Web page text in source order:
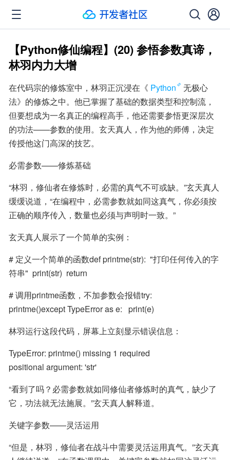
【Python修仙编程】(20) 参悟参数真谛，
林羽内力大增
在代码宗的修炼室中，林羽正沉浸在《 Python
无极心
法》的修炼之中。他已掌握了基础的数据类型和控制流，
但要想成为一名真正的编程高手，他还需要参悟更深层次
的功法——参数的使用。玄天真人，作为他的师傅，决定
传授他这门高深的技艺。
必需参数——修炼基础
“林羽，修仙者在修炼时，必需的真气不可或缺。”玄天真人
缓缓说道，“在编程中，必需参数就如同这真气，你必须按
正确的顺序传入，数量也必须与声明时一致。”
玄天真人展示了一个简单的实例：
# 定义一个简单的函数def printme(str):  "打印任何传入的字
符串"  print(str)  return
# 调用printme函数，不加参数会报错try:
printme()except TypeError as e:   print(e)
林羽运行这段代码，屏幕上立刻显示错误信息：
TypeError: printme() missing 1 required
positional argument: 'str'
“看到了吗？必需参数就如同修仙者修炼时的真气，缺少了
它，功法就无法施展。”玄天真人解释道。
关键字参数——灵活运用
“但是，林羽，修仙者在战斗中需要灵活运用真气。”玄天真